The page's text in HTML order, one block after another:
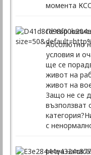
момента
Петър
Абсолютно
условия и
ще се
живот на
живот на
Защо не се
възползват
с
petya написа: